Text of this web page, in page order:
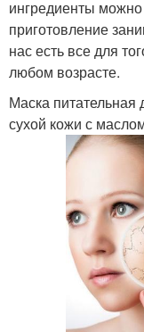
ингредиенты
приготовление
нас есть все для
любом возрасте.
Маска
сухой кожи с